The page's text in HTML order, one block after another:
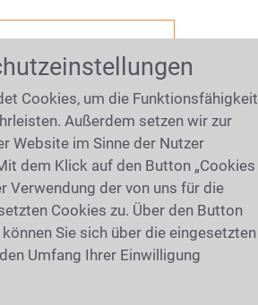
werden?
und
Hartz IV als
Kostenübernahme
IV-Bescheid
Fragen zu Hartz IV.
Cookies, um die Funktionsfähigkeit
Außerdem setzen wir zur
Website im Sinne der Nutzer
dem Klick auf den Button „Cookies
Verwendung der von uns für die
Cookies zu. Über den Button
Sie sich über die eingesetzten
Umfang Ihrer Einwilligung